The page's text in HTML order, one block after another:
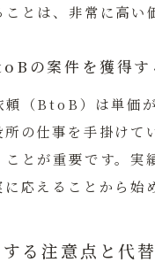
とは、非常に高い
の案件を獲得す
（BtoB）は単価
の仕事を手掛けて
とが重要です。実
応えることから始
る注意点と代